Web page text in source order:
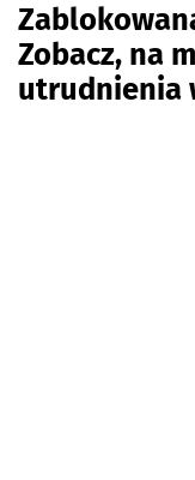
Zobacz, na
utrudnienia